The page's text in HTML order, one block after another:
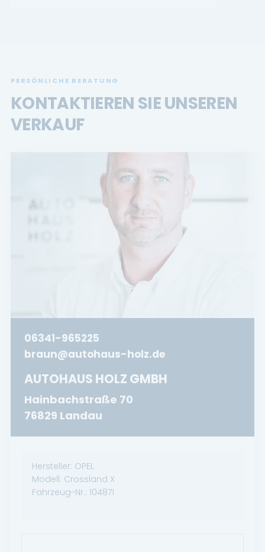
PERSÖNLICHE BERATUNG
KONTAKTIEREN SIE UNSEREN
VERKAUF
06341-965225
braun@autohaus-holz.de
AUTOHAUS HOLZ GMBH
Hainbachstraße 70
76829 Landau
Hersteller: OPEL
Modell: Crossland X
Fahrzeug-Nr.: 104871